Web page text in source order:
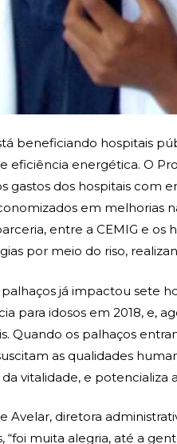
beneficiando hospitais
eficiência energética. O
gastos dos hospitais com
em melhorias
entre a CEMIG e os
por meio do riso,
palhaços já impactou sete
para idosos em 2018, e,
Quando os palhaços
as qualidades
da vitalidade, e potencializa
Avelar, diretora
“foi muita alegria, até a